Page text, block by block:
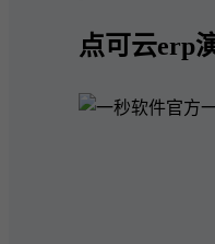
点可云erp